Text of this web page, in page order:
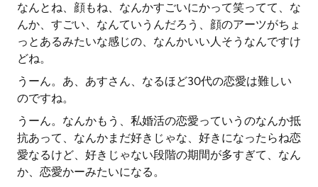
なんとね、顔もね、なんかすごいにかって笑ってて、な
んか、すごい、なんていうんだろう、顔のアーツがちょ
っとあるみたいな感じの、なんかいい人そうなんですけ
どね。
うーん。あ、あすさん、なるほど30代の恋愛は難しい
のですね。
うーん。なんかもう、私婚活の恋愛っていうのなんか抵
抗あって、なんかまだ好きじゃな、好きになったらね恋
愛なるけど、好きじゃない段階の期間が多すぎて、なん
か、恋愛かーみたいになる。